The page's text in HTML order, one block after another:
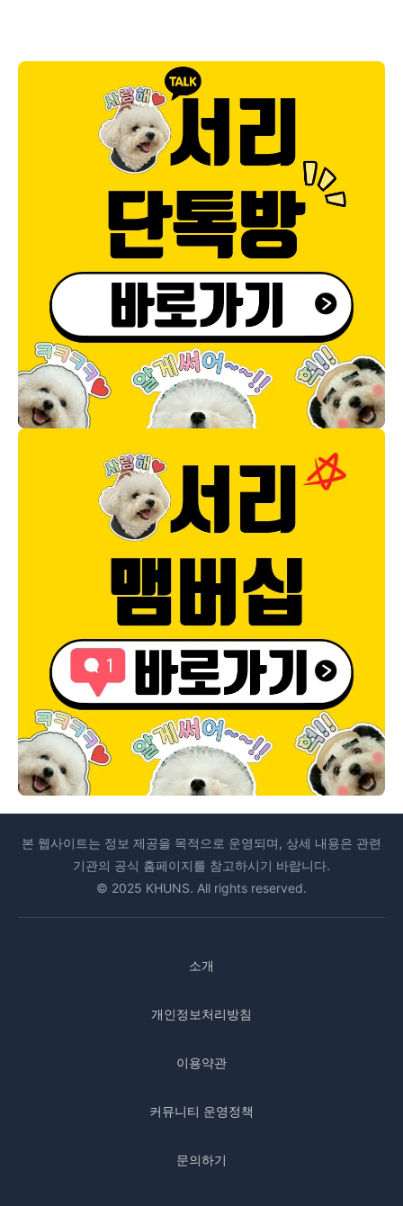
본 웹사이트는 정보 제공을 목적으로 운영되며, 상세 내용은 관련
기관의 공식 홈페이지를 참고하시기 바랍니다.
© 2025 KHUNS. All rights reserved.
소개
개인정보처리방침
이용약관
커뮤니티 운영정책
문의하기